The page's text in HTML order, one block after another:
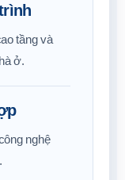
tầng và
ở.
nghệ